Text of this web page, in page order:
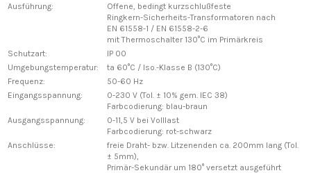
Ausführung:
Offene, bedingt kurzschlußfeste
Ringkern-Sicherheits-Transformatoren nach
EN 61558-1 / EN 61558-2-6
mit Thermoschalter 130°C im Primärkreis
Schutzart:
IP 00
Umgebungstemperatur:
ta 60°C / Iso.-Klasse B (130°C)
Frequenz:
50-60 Hz
Eingangsspannung:
0-230 V (Tol. ± 10% gem. IEC 38)
Farbcodierung: blau-braun
Ausgangsspannung:
0-11,5 V bei Volllast
Farbcodierung: rot-schwarz
Anschlüsse:
freie Draht- bzw. Litzenenden ca. 200mm lang (Tol.
± 5mm),
Primär-Sekundär um 180° versetzt ausgeführt